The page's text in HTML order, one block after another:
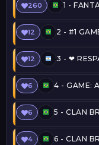
260 1 -
12 2 - #1
12 3 - ❤
6 4 - GAME:
6 5 - CLAN
4 6 - CLAN